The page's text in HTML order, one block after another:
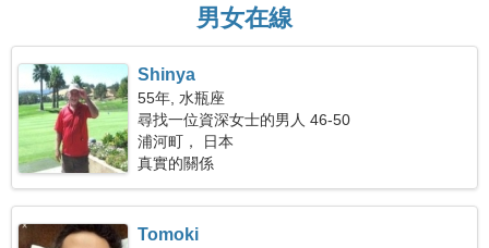
男女在線
Shinya
55年, 水瓶座
尋找一位資深女士的男人 46-50
浦河町， 日本
真實的關係
Tomoki